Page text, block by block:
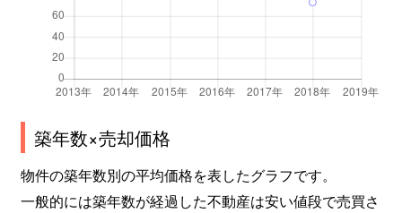
築年数×売却価格
物件の築年数別の平均価格を表したグラフです。
一般的には築年数が経過した不動産は安い値段で売買さ